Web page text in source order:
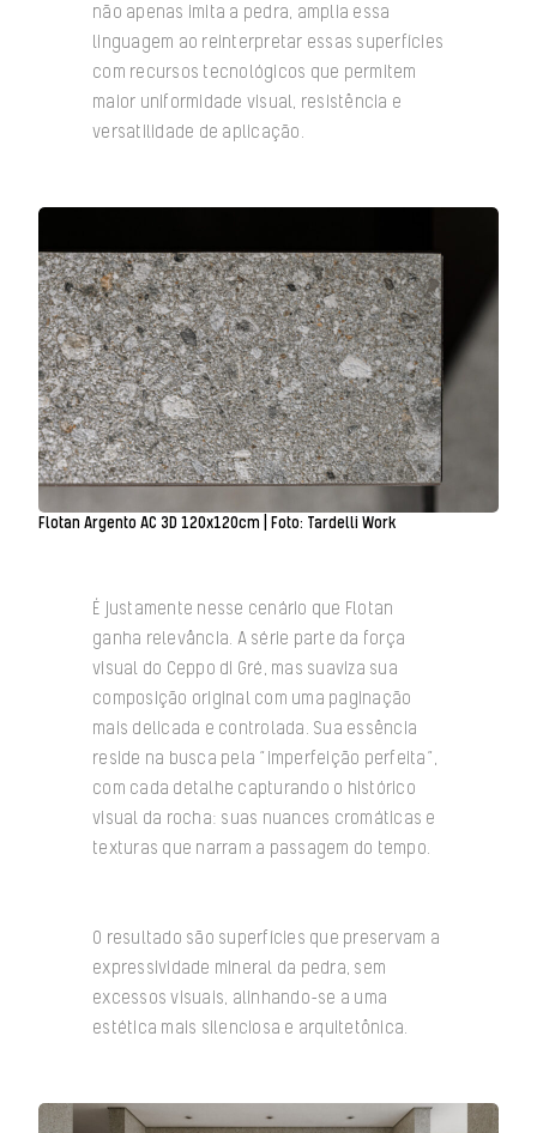
não apenas imita a pedra, amplia essa
linguagem ao reinterpretar essas superfícies
com recursos tecnológicos que permitem
maior uniformidade visual, resistência e
versatilidade de aplicação.
Flotan Argento AC 3D 120x120cm | Foto: Tardelli Work
É justamente nesse cenário que Flotan
ganha relevância. A série parte da força
visual do Ceppo di Gré, mas suaviza sua
composição original com uma paginação
mais delicada e controlada. Sua essência
reside na busca pela “imperfeição perfeita”,
com cada detalhe capturando o histórico
visual da rocha: suas nuances cromáticas e
texturas que narram a passagem do tempo.
O resultado são superfícies que preservam a
expressividade mineral da pedra, sem
excessos visuais, alinhando-se a uma
estética mais silenciosa e arquitetônica.